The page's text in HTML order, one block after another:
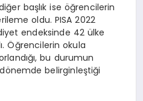
başlık ise öğrencilerin
oldu. PISA 2022
endeksinde 42 ülke
Öğrencilerin okula
bu durumun
belirginleştiği